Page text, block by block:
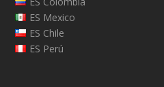
ES Mexico
ES Chile
ES Perú